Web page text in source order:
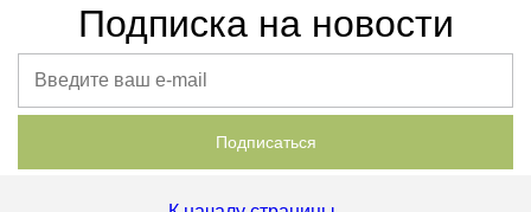
Подписка на новости
Подписаться